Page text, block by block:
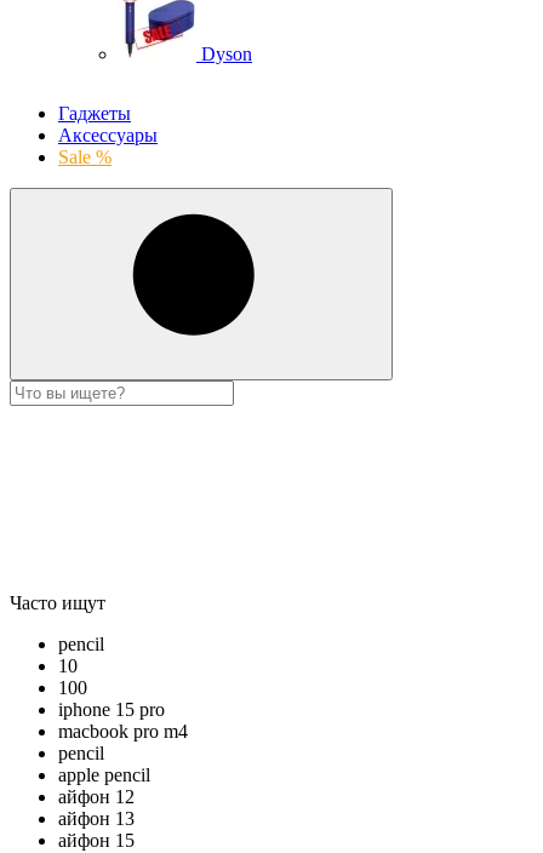
Dyson
Гаджеты
Аксессуары
Sale %
Часто ищут
pencil
10
100
iphone 15 pro
macbook pro m4
pencil
apple pencil
айфон 12
айфон 13
айфон 15